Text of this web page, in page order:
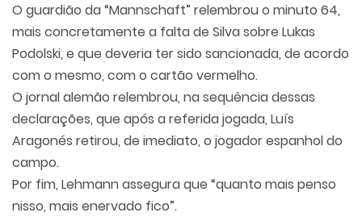
O guardião da “Mannschaft” relembrou o minuto 64,
mais concretamente a falta de Silva sobre Lukas
Podolski, e que deveria ter sido sancionada, de acordo
com o mesmo, com o cartão vermelho.
O jornal alemão relembrou, na sequência dessas
declarações, que após a referida jogada, Luís
Aragonés retirou, de imediato, o jogador espanhol do
campo.
Por fim, Lehmann assegura que “quanto mais penso
nisso, mais enervado fico”.